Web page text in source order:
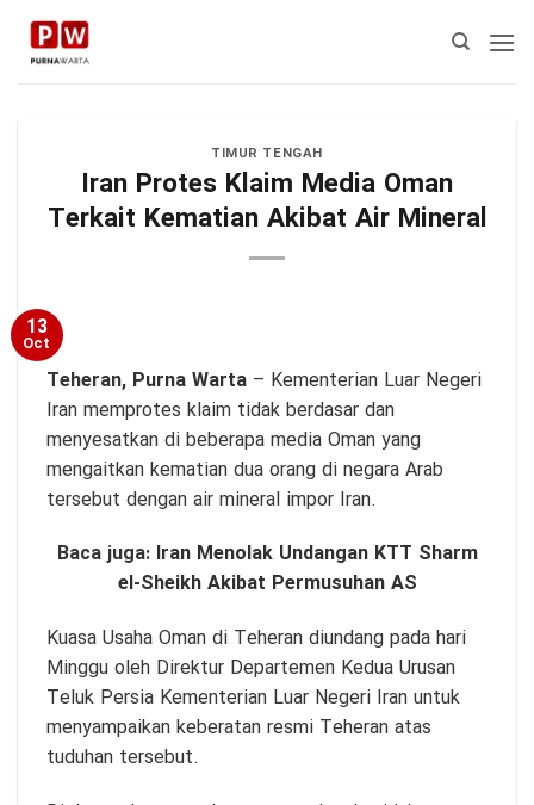
Skip
content
TIMUR TENGAH
Iran Protes Klaim Media Oman
Terkait Kematian Akibat Air Mineral
13
Oct
Teheran, Purna Warta – Kementerian Luar Negeri
Iran memprotes klaim tidak berdasar dan
menyesatkan di beberapa media Oman yang
mengaitkan kematian dua orang di negara Arab
tersebut dengan air mineral impor Iran.
Baca juga: Iran Menolak Undangan KTT Sharm
el-Sheikh Akibat Permusuhan AS
Kuasa Usaha Oman di Teheran diundang pada hari
Minggu oleh Direktur Departemen Kedua Urusan
Teluk Persia Kementerian Luar Negeri Iran untuk
menyampaikan keberatan resmi Teheran atas
tuduhan tersebut.